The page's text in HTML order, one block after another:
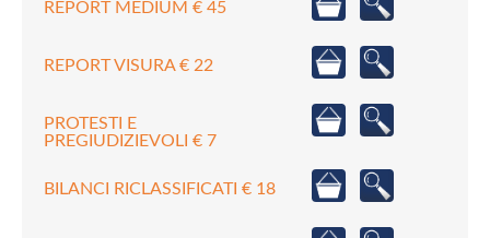
REPORT MEDIUM € 45
REPORT VISURA € 22
PROTESTI E
PREGIUDIZIEVOLI € 7
BILANCI RICLASSIFICATI € 18